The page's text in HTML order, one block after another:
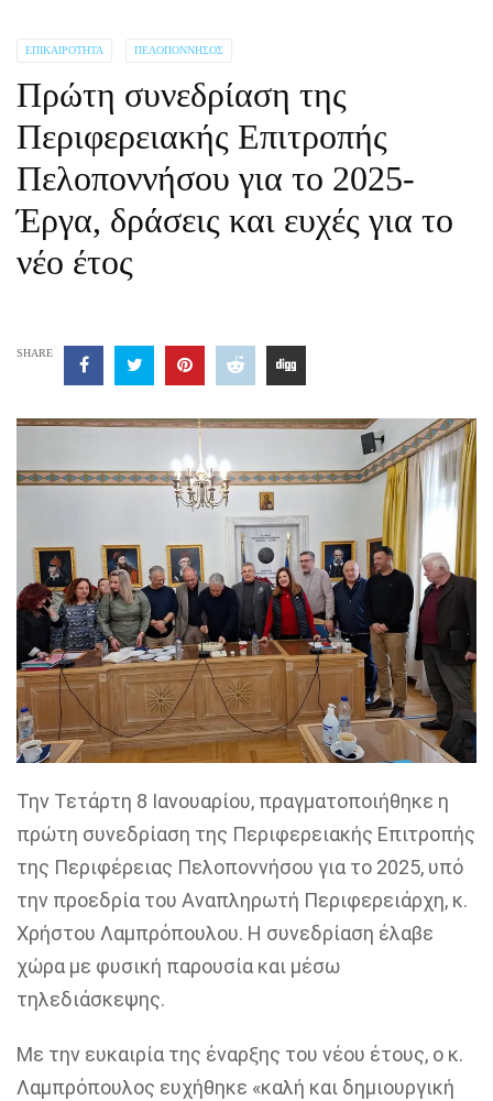
ΕΠΙΚΑΙΡΌΤΗΤΑ ΠΕΛΟΠΌΝΝΗΣΟΣ
Πρώτη συνεδρίαση της
Περιφερειακής Επιτροπής
Πελοποννήσου για το 2025-
Έργα, δράσεις και ευχές για το
νέο έτος
SHARE
Την Τετάρτη 8 Ιανουαρίου, πραγματοποιήθηκε η
πρώτη συνεδρίαση της Περιφερειακής Επιτροπής
της Περιφέρειας Πελοποννήσου για το 2025, υπό
την προεδρία του Αναπληρωτή Περιφερειάρχη, κ.
Χρήστου Λαμπρόπουλου. Η συνεδρίαση έλαβε
χώρα με φυσική παρουσία και μέσω
τηλεδιάσκεψης.
Με την ευκαιρία της έναρξης του νέου έτους, ο κ.
Λαμπρόπουλος ευχήθηκε «καλή και δημιουργική